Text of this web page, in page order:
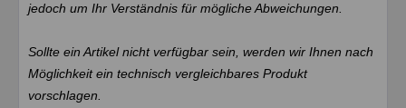
jedoch um Ihr Verständnis für mögliche Abweichungen.
Sollte ein Artikel nicht verfügbar sein, werden wir Ihnen nach
Möglichkeit ein technisch vergleichbares Produkt
vorschlagen.